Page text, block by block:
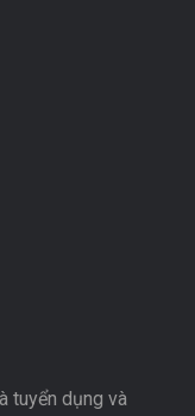
tuyển dụng và